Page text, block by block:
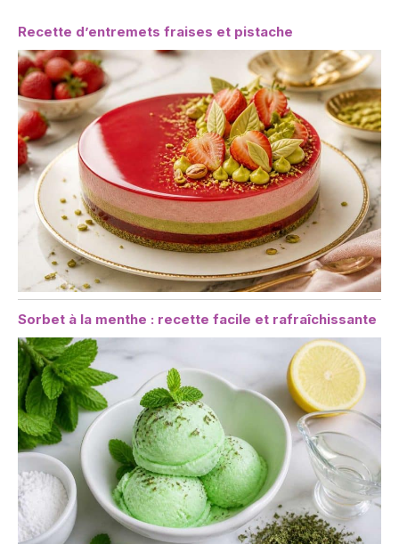
Recette d’entremets fraises et pistache
Sorbet à la menthe : recette facile et rafraîchissante